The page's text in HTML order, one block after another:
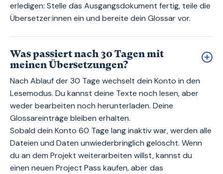
erledigen: Stelle das Ausgangsdokument fertig, teile die
Übersetzer:innen ein und bereite dein Glossar vor.
Was passiert nach 30 Tagen mit
meinen Übersetzungen?
Nach Ablauf der 30 Tage wechselt dein Konto in den
Lesemodus. Du kannst deine Texte noch lesen, aber
weder bearbeiten noch herunterladen. Deine
Glossareinträge bleiben erhalten.
Sobald dein Konto 60 Tage lang inaktiv war, werden alle
Dateien und Daten unwiederbringlich gelöscht. Wenn
du an dem Projekt weiterarbeiten willst, kannst du
einen neuen Project Pass kaufen, aber das